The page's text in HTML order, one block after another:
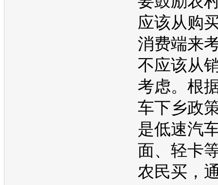
应该从购
消费端来
不应该从
考虑。根
车下乡政
是低速汽
面、轻卡
农民买，